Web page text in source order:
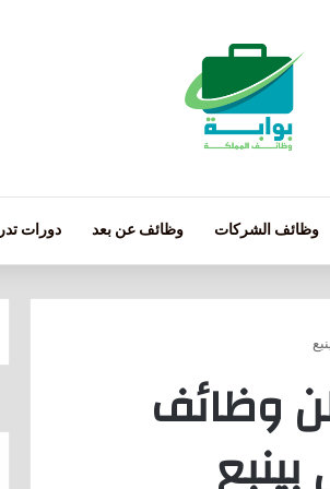
وظائف الشركات وظائف عن بعد دورات
وظائف